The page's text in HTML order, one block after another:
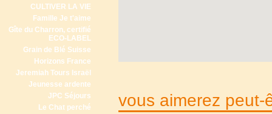
CULTIVER LA VIE
Famille Je t'aime
Gîte du Charron, certifié
ECO-LABEL
Grain de Blé Suisse
Horizons France
Jeremiah Tours Israël
Jeunesse ardente
JPC Séjours
Le Chat perché
vous aimerez peut-